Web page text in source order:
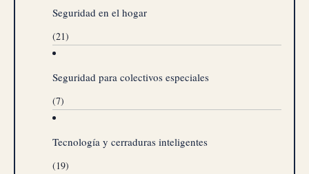
Seguridad en el hogar
(21)
Seguridad para colectivos especiales
(7)
Tecnología y cerraduras inteligentes
(19)